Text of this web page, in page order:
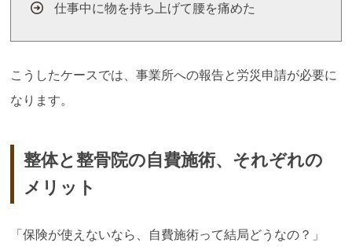
仕事中に物を持ち上げて腰を痛めた
こうしたケースでは、事業所への報告と労災申請が必要に
なります。
整体と整骨院の自費施術、それぞれの
メリット
「保険が使えないなら、自費施術って結局どうなの？」